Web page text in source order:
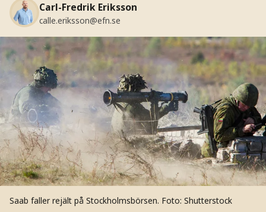
Carl-Fredrik Eriksson
calle.eriksson@efn.se
Saab faller rejält på Stockholmsbörsen. Foto: Shutterstock